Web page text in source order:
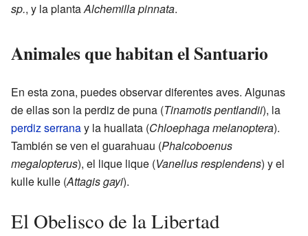
sp., y la plantaAlchemilla pinnata.
Animales que habitan el Santuario
En esta zona, puedes observar diferentes aves. Algunas
de ellas son la perdiz de puna (Tinamotis pentlandii), la
perdiz serranay la huallata (Chloephaga melanoptera).
También se ven el guarahuau (Phalcoboenus
megalopterus), el lique lique (Vanellus resplendens) y el
kulle kulle (Attagis gayi).
El Obelisco de la Libertad